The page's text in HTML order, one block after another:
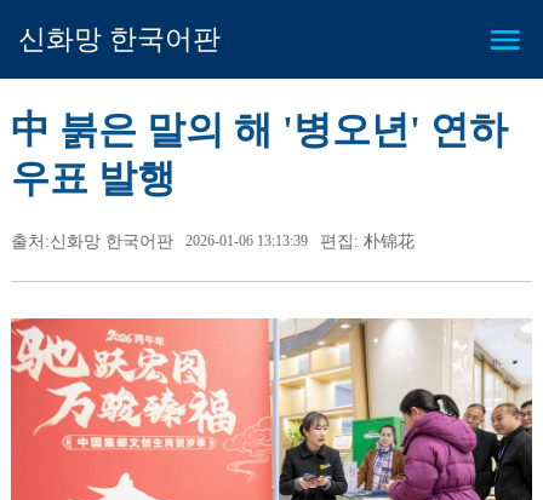
신화망 한국어판
中 붉은 말의 해 '병오년' 연하
우표 발행
출처:신화망 한국어판 2026-01-06 13:13:39 편집: 朴锦花